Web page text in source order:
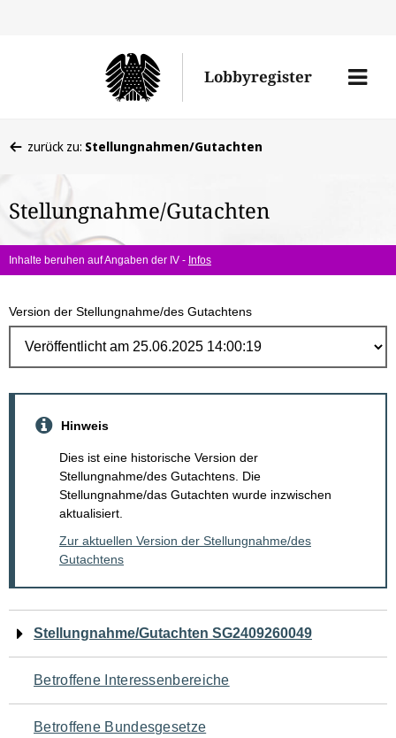
Lobbyregister
Menü
befinden
hier:
zurück zu: Stellungnahmen/Gutachten
Stellungnahme/Gutachten
Inhalte beruhen auf Angaben der IV - Infos
Version der Stellungnahme/des Gutachtens
Hinweis
Dies ist eine historische Version der
Stellungnahme/des Gutachtens. Die
Stellungnahme/das Gutachten wurde inzwischen
aktualisiert.
Zur aktuellen Version der Stellungnahme/des
Gutachtens
Navigation
für
den
Stellungnahme/Gutachten SG2409260049
Betroffene Interessenbereiche
Betroffene Bundesgesetze